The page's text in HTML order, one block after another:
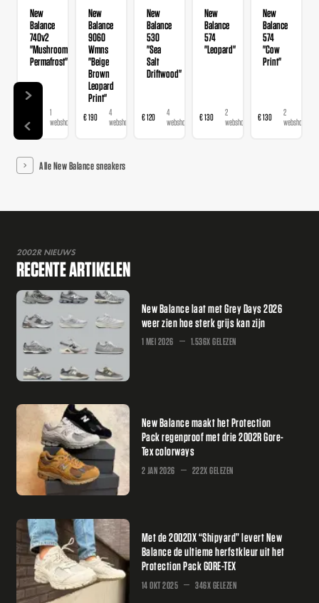
New
Balance
740v2
"Mushroom
Permafrost"
1
webshop
New
Balance
9060
Wmns
"Beige
Brown
Leopard
Print"
€ 190
4
webshops
New
Balance
530
"Sea
Salt
Driftwood"
€ 120
4
webshops
New
Balance
574
"Leopard"
€ 130
2
webshops
New
Balance
574
"Cow
Print"
€ 130
2
webshops
Alle New Balance sneakers
2002R NIEUWS
RECENTE ARTIKELEN
New Balance laat met Grey Days 2026
weer zien hoe sterk grijs kan zijn
1 MEI 2026 1.536X GELEZEN
New Balance maakt het Protection
Pack regenproof met drie 2002R Gore-
Tex colorways
2 JAN 2026 222X GELEZEN
Met de 2002DX “Shipyard” levert New
Balance de ultieme herfstkleur uit het
Protection Pack GORE-TEX
14 OKT 2025 346X GELEZEN